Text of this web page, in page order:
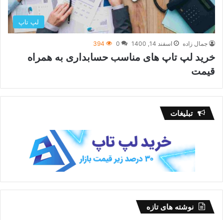
لپ تاپ
جمال زاده اسفند 14, 1400 0
394
خرید لپ تاپ های مناسب حسابداری به همراه
قیمت
تبلیغات
نوشته های تازه